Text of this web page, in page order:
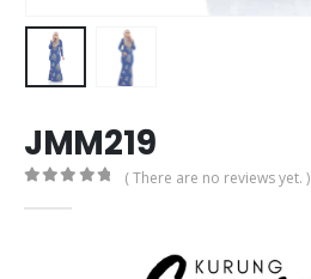
JMM219
( There are no reviews yet. )